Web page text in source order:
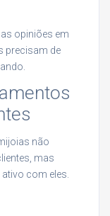
opiniões em
precisam de
não
mas
com eles.